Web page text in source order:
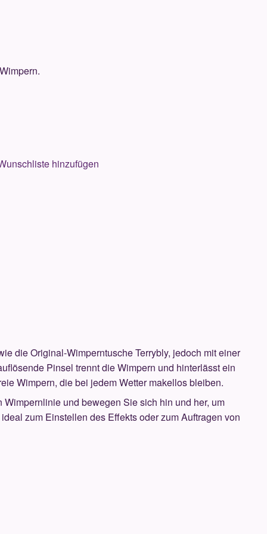
hinzufügen
die Original-Wimperntusche Terrybly, jedoch mit einer
Pinsel trennt die Wimpern und hinterlässt ein
Wimpern, die bei jedem Wetter makellos bleiben.
und bewegen Sie sich hin und her, um
zum Einstellen des Effekts oder zum Auftragen von